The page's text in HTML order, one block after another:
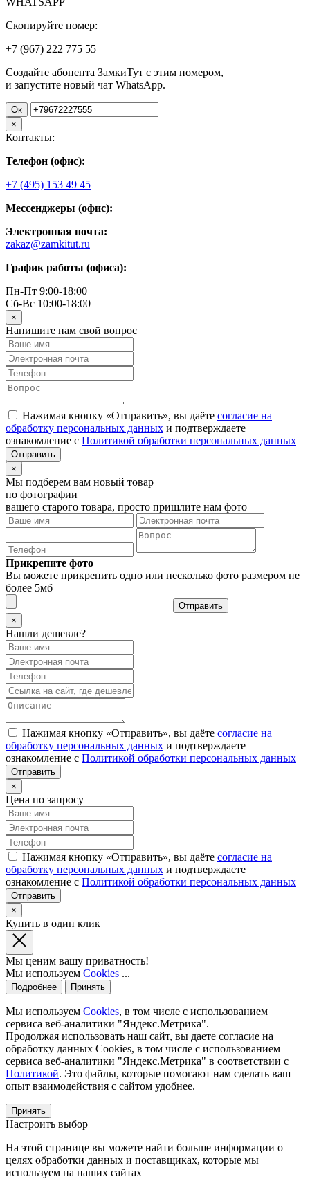
Скопируйте номер:
+7 (967) 222 775 55
Создайте абонента ЗамкиТут с этим номером,
и запустите новый чат WhatsApp.
Ок
×
Контакты:
Телефон (офис):
+7 (495) 153 49 45
Мессенджеры (офис):
Электронная почта:
zakaz@zamkitut.ru
График работы (офиса):
Пн-Пт 9:00-18:00
Сб-Вс 10:00-18:00
×
Напишите нам свой вопрос
Нажимая кнопку «Отправить», вы даёте согласие на
обработку персональных данных и подтверждаете
ознакомление с Политикой обработки персональных данных
×
Мы подберем вам новый товар
по фотографии
вашего старого товара, просто пришлите нам фото
Прикрепите фото
Вы можете прикрепить одно или несколько фото размером не
более 5мб
Отправить
×
Нашли дешевле?
Нажимая кнопку «Отправить», вы даёте согласие на
обработку персональных данных и подтверждаете
ознакомление с Политикой обработки персональных данных
×
Цена по запросу
Нажимая кнопку «Отправить», вы даёте согласие на
обработку персональных данных и подтверждаете
ознакомление с Политикой обработки персональных данных
×
Купить в один клик
Мы ценим вашу приватность!
Мы используем Cookies ...
Подробнее Принять
Мы используем Cookies, в том числе с использованием
сервиса веб-аналитики "Яндекс.Метрика".
Продолжая использовать наш сайт, вы даете согласие на
обработку данных Cookies, в том числе с использованием
сервиса веб-аналитики "Яндекс.Метрика" в соответствии с
Политикой. Это файлы, которые помогают нам сделать ваш
опыт взаимодействия с сайтом удобнее.
Принять
Настроить выбор
На этой странице вы можете найти больше информации о
целях обработки данных и поставщиках, которые мы
используем на наших сайтах